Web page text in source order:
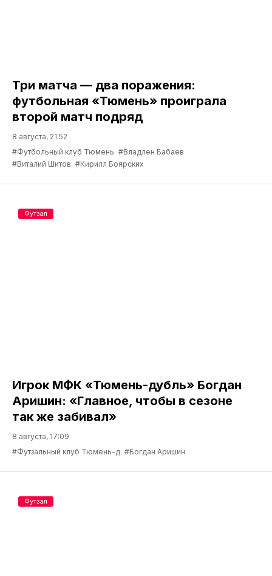
Три матча — два поражения:
футбольная «Тюмень» проиграла
второй матч подряд
8 августа, 21:52
#Футбольный клуб Тюмень #Владлен Бабаев
#Виталий Шитов #Кирилл Боярских
Игрок МФК «Тюмень-дубль» Богдан
Аришин: «Главное, чтобы в сезоне
так же забивал»
8 августа, 17:09
#Футзальный клуб Тюмень-д #Богдан Аришин
Футзал
Футзал